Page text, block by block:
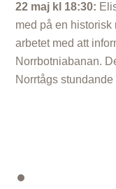
22 maj kl 18:30:
med på en historisk
arbetet med att
Norrbotniabanan.
Norrtågs